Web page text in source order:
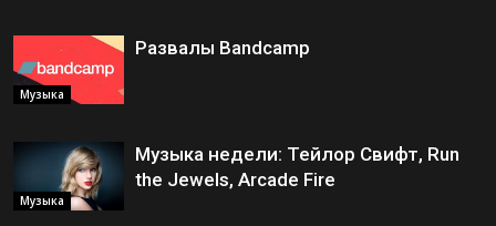
Музыка
Развалы Bandcamp
Музыка
Музыка недели: Тейлор Свифт, Run
the Jewels, Arcade Fire